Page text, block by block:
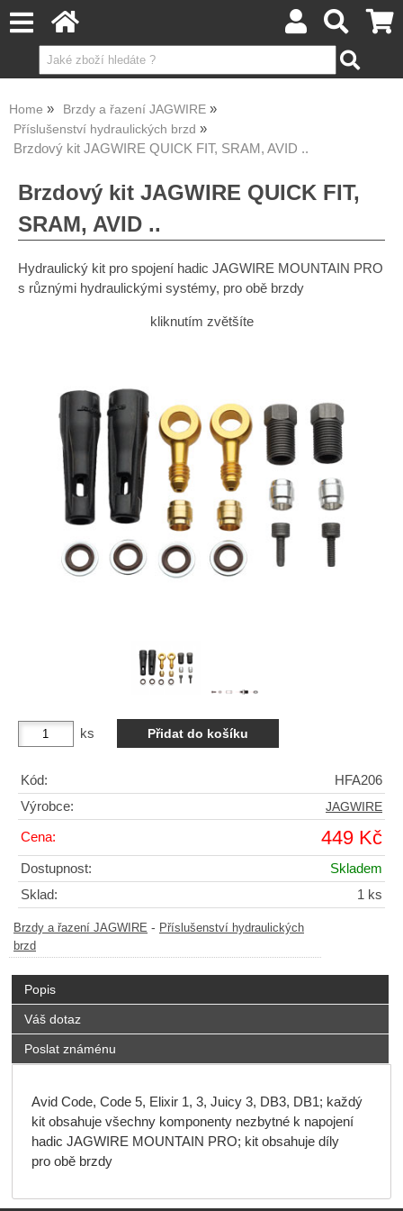
Home
Brzdy a řazení JAGWIRE
Příslušenství hydraulických brzd
Brzdový kit JAGWIRE QUICK FIT, SRAM, AVID ..
Brzdový kit JAGWIRE QUICK FIT,
SRAM, AVID ..
Hydraulický kit pro spojení hadic JAGWIRE MOUNTAIN PRO
s různými hydraulickými systémy, pro obě brzdy
kliknutím zvětšíte
ks
Kód:
HFA206
Výrobce:
JAGWIRE
Cena: 449 Kč
Dostupnost:
Skladem
Sklad:
1 ks
Brzdy a řazení JAGWIRE - Příslušenství hydraulických
brzd
Popis
Váš dotaz
Poslat známénu
Avid Code, Code 5, Elixir 1, 3, Juicy 3, DB3, DB1; každý
kit obsahuje všechny komponenty nezbytné k napojení
hadic JAGWIRE MOUNTAIN PRO; kit obsahuje díly
pro obě brzdy